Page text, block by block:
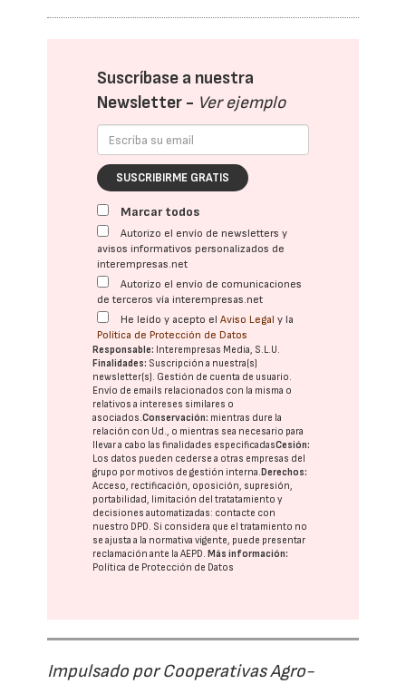
Suscríbase a nuestra
Newsletter - Ver ejemplo
SUSCRIBIRME GRATIS
Marcar todos
Autorizo el envío de newsletters y
avisos informativos personalizados de
interempresas.net
Autorizo el envío de comunicaciones
de terceros vía interempresas.net
He leído y acepto elAviso Legal y la
Política de Protección de Datos
Responsable: Interempresas Media, S.L.U.
Finalidades: Suscripción a nuestra(s)
newsletter(s). Gestión de cuenta de usuario.
Envío de emails relacionados con la misma o
relativos a intereses similares o
asociados.Conservación: mientras dure la
relación con Ud., o mientras sea necesario para
llevar a cabo las finalidades especificadasCesión:
Los datos pueden cederse a otras empresas del
grupo por motivos de gestión interna. Derechos:
Acceso, rectificación, oposición, supresión,
portabilidad, limitación del tratatamiento y
decisiones automatizadas: contacte con
nuestro DPD. Si considera que el tratamiento no
se ajusta a la normativa vigente, puede presentar
reclamación ante laAEPD. Más información:
Política de Protección de Datos
Impulsado por Cooperativas Agro-